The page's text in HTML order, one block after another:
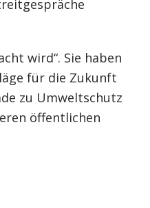
wird“. Sie haben
für die Zukunft
zu Umweltschutz
öffentlichen